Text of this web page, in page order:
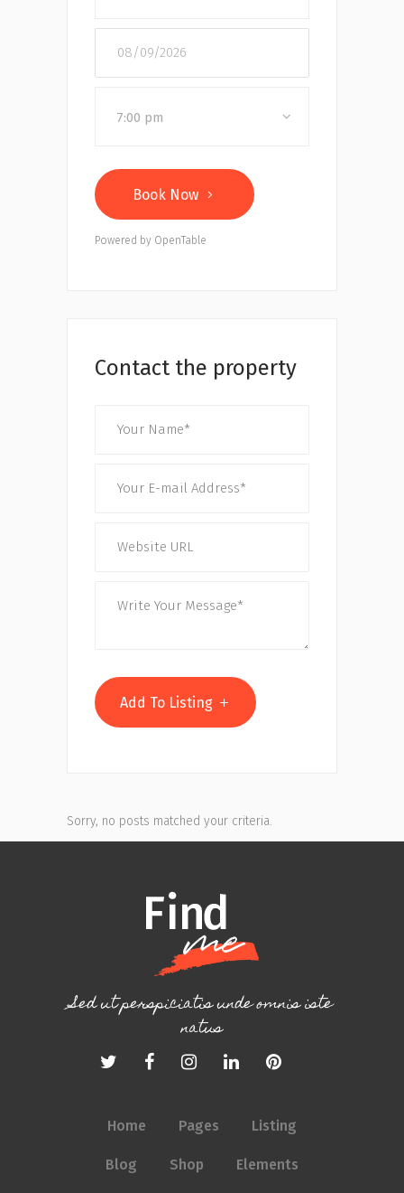
7:00 pm
Book Now
Powered by OpenTable
Contact the property
Add To Listing
Sorry, no posts matched your criteria.
Sed ut perspiciatis unde omnis iste
natus
Home Pages Listing
Blog Shop Elements